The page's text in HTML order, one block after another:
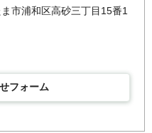
市浦和区高砂三丁目15番1
フォーム